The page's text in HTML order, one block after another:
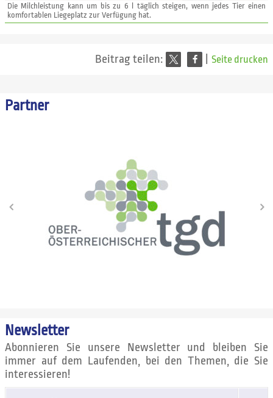
Die Milchleistung kann um bis zu 6 l täglich steigen, wenn jedes Tier einen
komfortablen Liegeplatz zur Verfügung hat.
Beitrag teilen: Seite drucken
Partner
Newsletter
Abonnieren Sie unsere Newsletter und bleiben Sie
immer auf dem Laufenden, bei den Themen, die Sie
interessieren!